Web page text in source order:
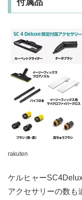
付属品
rakuten
ケルヒャー
アクセサリーの数も